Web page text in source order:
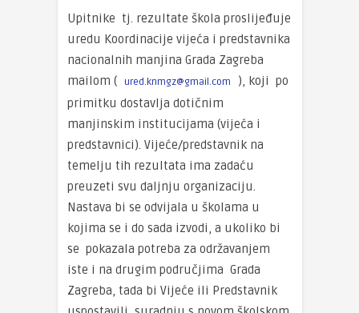
Upitnike tj. rezultate škola proslijeđuje
uredu Koordinacije vijeća i predstavnika
nacionalnih manjina Grada Zagreba
mailom (
ured.knmgz@gmail.com
), koji po
primitku dostavlja dotičnim
manjinskim institucijama (vijeća i
predstavnici). Vijeće/predstavnik na
temelju tih rezultata ima zadaću
preuzeti svu daljnju organizaciju.
Nastava bi se odvijala u školama u
kojima se i do sada izvodi, a ukoliko bi
se pokazala potreba za održavanjem
iste i na drugim područjima Grada
Zagreba, tada bi Vijeće ili Predstavnik